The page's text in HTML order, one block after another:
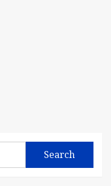
Search